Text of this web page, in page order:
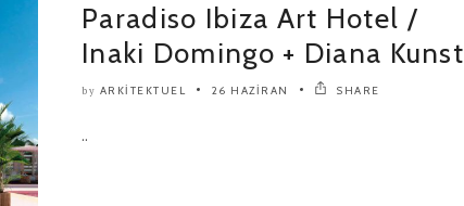
Paradiso Ibiza Art Hotel /
Inaki Domingo + Diana Kunst
by ARKITEKTUEL 26 HAZIRAN SHARE
..